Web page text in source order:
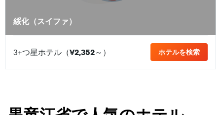
綏化（スイファ）
3+つ星ホテル（¥2,352​～） ホテルを検索